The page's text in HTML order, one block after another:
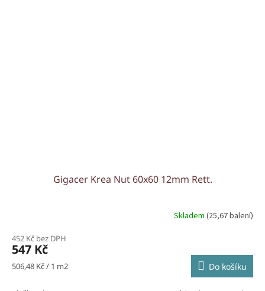
Gigacer Krea Nut 60x60 12mm Rett.
Skladem (25,67 balení)
452 Kč bez DPH
547 Kč
Měrná
506,48 Kč / 1 m2 Do košíku